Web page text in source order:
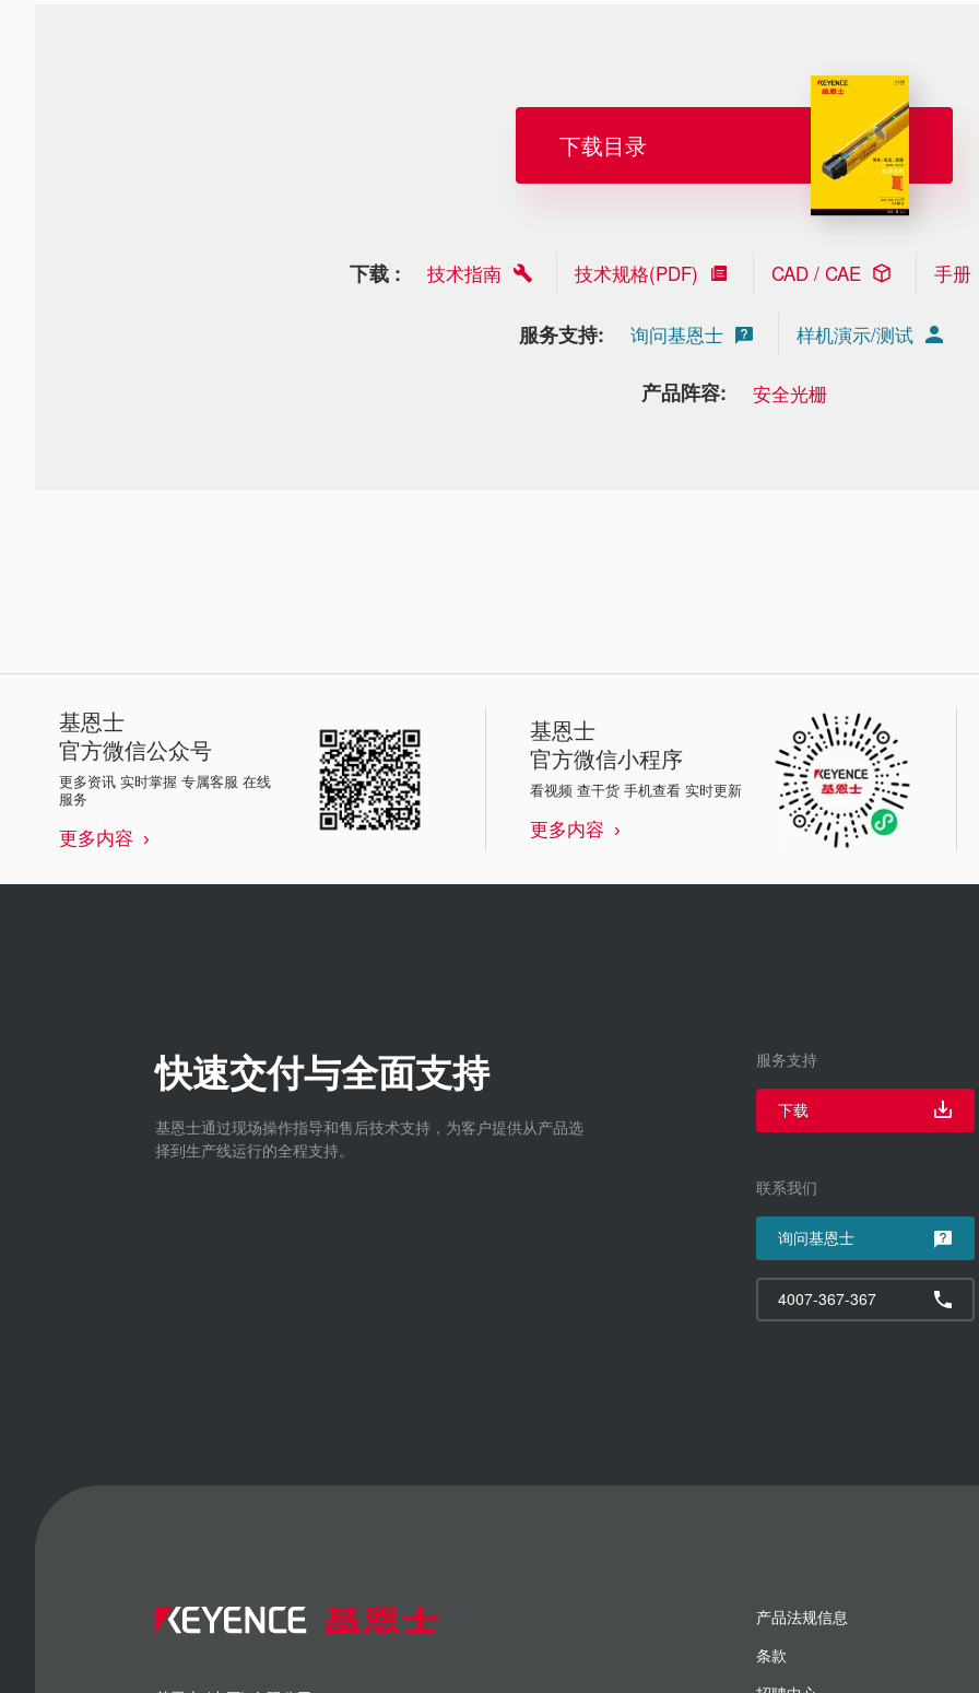
下载目录
下载 : 技术指南 技术规格(PDF) CAD / CAE 手册
服务支持: 询问基恩士 样机演示/测试
产品阵容: 安全光栅
基恩士
官方微信公众号
更多资讯 实时掌握 专属客服 在线
服务
更多内容
基恩士
官方微信小程序
看视频 查干货 手机查看 实时更新
更多内容
快速交付与全面支持
基恩士通过现场操作指导和售后技术支持，为客户提供从产品选
择到生产线运行的全程支持。
服务支持
下载
联系我们
询问基恩士
4007-367-367
产品法规信息
条款